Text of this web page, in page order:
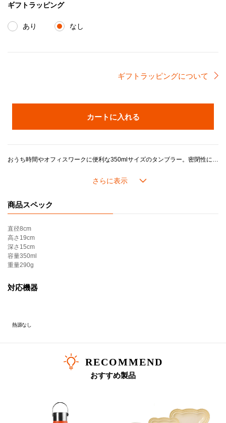
ギフトラッピング
あり なし
ギフトラッピングについて
カートに入れる
おうち時間やオフィスワークに便利な350mlサイズのタンブラー。密閉性に優れたスクリュー式のフタ付きで、保温・保冷力が備わっており、いつでもどこでもおいしい飲み心地をキープできます。手に馴染むコンパクトなサイズ感は日常使いにも最適です。
＊ギフトラッピング選択時の注意事項＊
・飲み物は内側の容量マーク以下に保ってください。
・熱い飲み物を入れる場合、火傷や怪我のリスクを避けるため、必ず注意して開き、注ぎ、お飲みください。
・加熱していない生もの、炭酸飲料、ドライアイスのご使用はお控えください。
・飲食物は長時間の保管を避け、なるべく早めにお召し上がりください。
・食器洗浄機、電子レンジ、冷凍庫に入れたり、熱源の近くに置いたりしないでください。
フタ：[金属部分]ステンレス鋼、[黒部分]ポリプロピレン、[パッキン]シリコーンゴム
商品スペック
直径8cm
高さ 19cm
深さ 15cm
容量350ml
重量290g
対応機器
熱源なし
RECOMMEND
おすすめ製品